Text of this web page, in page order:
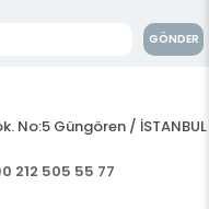
GÖNDER
No:5 Güngören / İSTANBUL
212 505 55 77